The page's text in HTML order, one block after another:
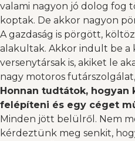
valami nagyon jó dolog fog
koptak. De akkor nagyon
A gazdaság is pörgött,
alakultak. Akkor indult be a
versenytársak is, akiket le
nagy motoros
Honnan tudtátok, hogyan
felépíteni és egy céget
Minden jött belülről. Nem
kérdeztünk meg senkit,